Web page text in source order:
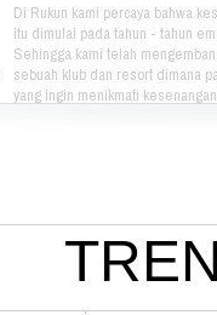
Di Rukun kami percaya bahwa
itu dimulai pada tahun - tahun
Sehingga kami telah
sebuah klub dan resort dimana
yang ingin menikmati
Darmawan Park Gate 1, Jl. Raya
Madang No. 99 Sentul, 16810.
Web:www.rukunseniorliving.com